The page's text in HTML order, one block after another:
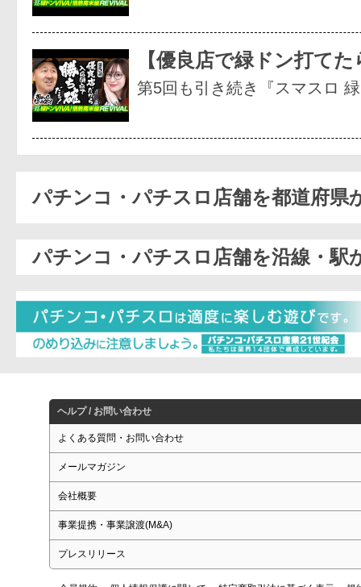
【優良店で緑ドン打て
第5回も引き続き『スマスロ
パチンコ・パチスロ店舗を都道府県
パチンコ・パチスロ店舗を沿線・駅
ヘルプ / お問い合わせ
よくある質問・お問い合わせ
メールマガジン
会社概要
事業提携・事業譲渡(M&A)
プレスリリース